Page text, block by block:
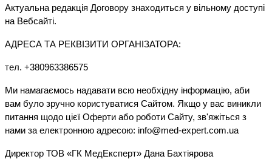
Актуальна редакція Договору знаходиться у вільному доступі
на Вебсайті.
АДРЕСА ТА РЕКВІЗИТИ ОРГАНІЗАТОРА:
тел. +380963386575
Ми намагаємось надавати всю необхідну інформацію, аби
вам було зручно користуватися Сайтом. Якщо у вас виникли
питання щодо цієї Оферти або роботи Сайту, зв'яжіться з
нами за електронною адресою: info@med-expert.com.ua
Директор ТОВ «ГК МедЕксперт» Дана Бахтіярова